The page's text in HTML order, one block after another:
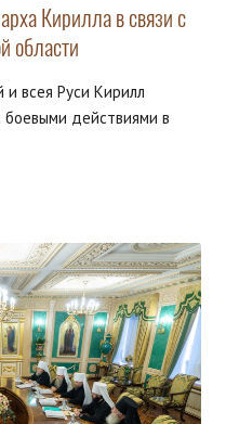
Кирилла в связи с
области
всея Руси Кирилл
боевыми действиями в